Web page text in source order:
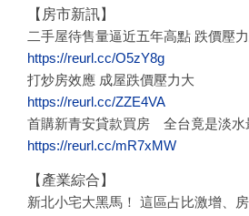
【房市新訊】
二手屋待售量逼近五年高點 跌價壓
https://reurl.cc/O5zY8g
打炒房效應 成屋跌價壓力大
https://reurl.cc/ZZE4VA
首購新青安貸款買房 全台竟是淡水
https://reurl.cc/mR7xMW
【產業綜合】
新北小宅大黑馬！ 這區占比激增、